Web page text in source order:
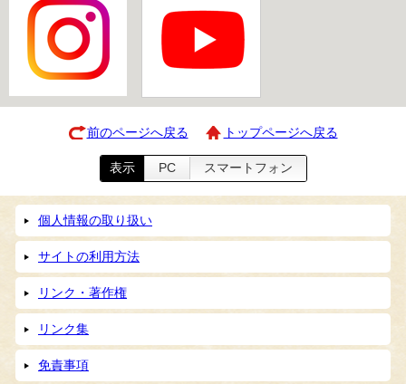
前のページへ戻る トップページへ戻る
表示 PC スマートフォン
個人情報の取り扱い
サイトの利用方法
リンク・著作権
リンク集
免責事項